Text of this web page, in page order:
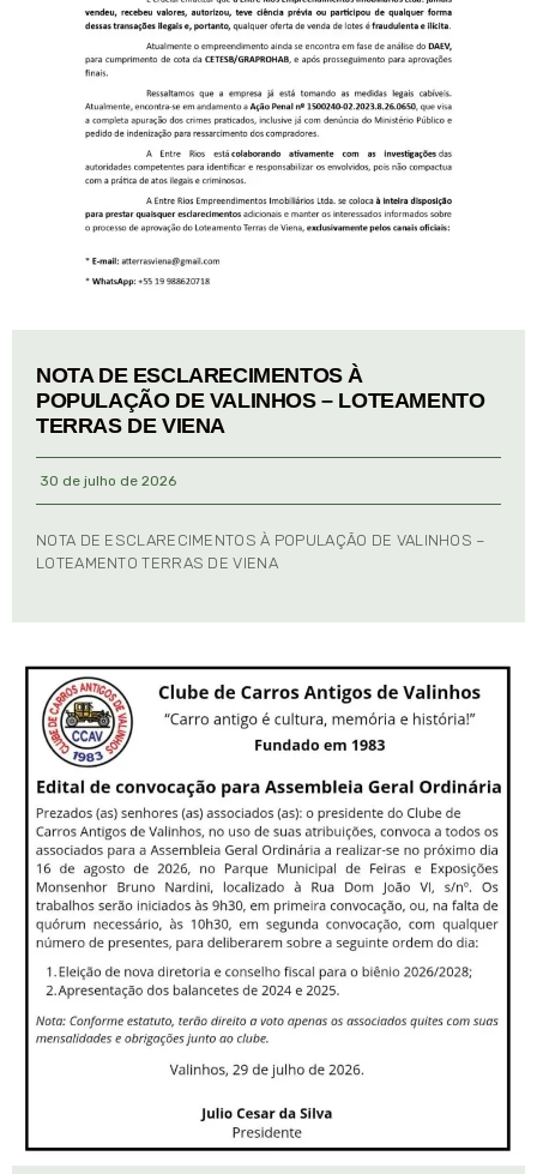
NOTA DE ESCLARECIMENTOS À
POPULAÇÃO DE VALINHOS – LOTEAMENTO
TERRAS DE VIENA
30 de julho de 2026
NOTA DE ESCLARECIMENTOS À POPULAÇÃO DE VALINHOS –
LOTEAMENTO TERRAS DE VIENA